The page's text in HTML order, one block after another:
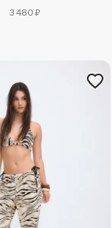
3480 ₽